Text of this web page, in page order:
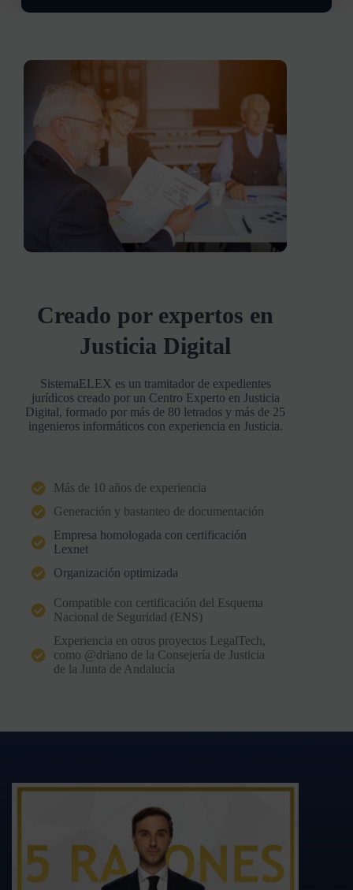
Creado por expertos en
Justicia Digital
SistemaELEX es un tramitador de expedientes
jurídicos creado por un Centro Experto en Justicia
Digital, formado por más de 80 letrados y más de 25
ingenieros informáticos con experiencia en Justicia.
Más de 10 años de experiencia
Generación y bastanteo de documentación
Empresa homologada con certificación
Lexnet
Organización optimizada
Compatible con certificación del Esquema
Nacional de Seguridad (ENS)
Experiencia en otros proyectos LegalTech,
como @driano de la Consejería de Justicia
de la Junta de Andalucía